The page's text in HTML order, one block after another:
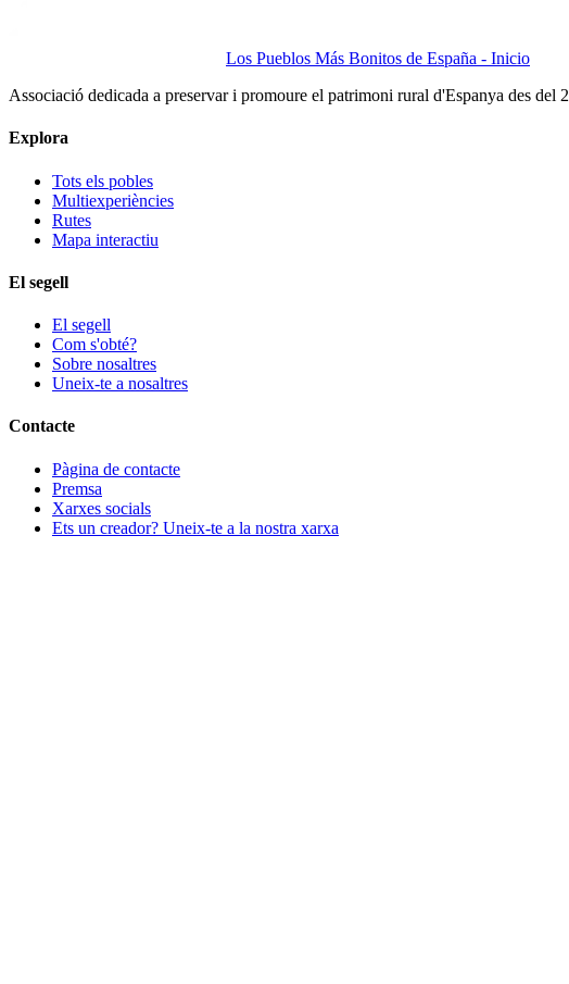
Los Pueblos Más Bonitos de España - Inicio
Associació dedicada a preservar i promoure el patrimoni rural d'Espanya des del
Explora
Tots els pobles
Multiexperiències
Rutes
Mapa interactiu
El segell
El segell
Com s'obté?
Sobre nosaltres
Uneix-te a nosaltres
Contacte
Pàgina de contacte
Premsa
Xarxes socials
Ets un creador? Uneix-te a la nostra xarxa